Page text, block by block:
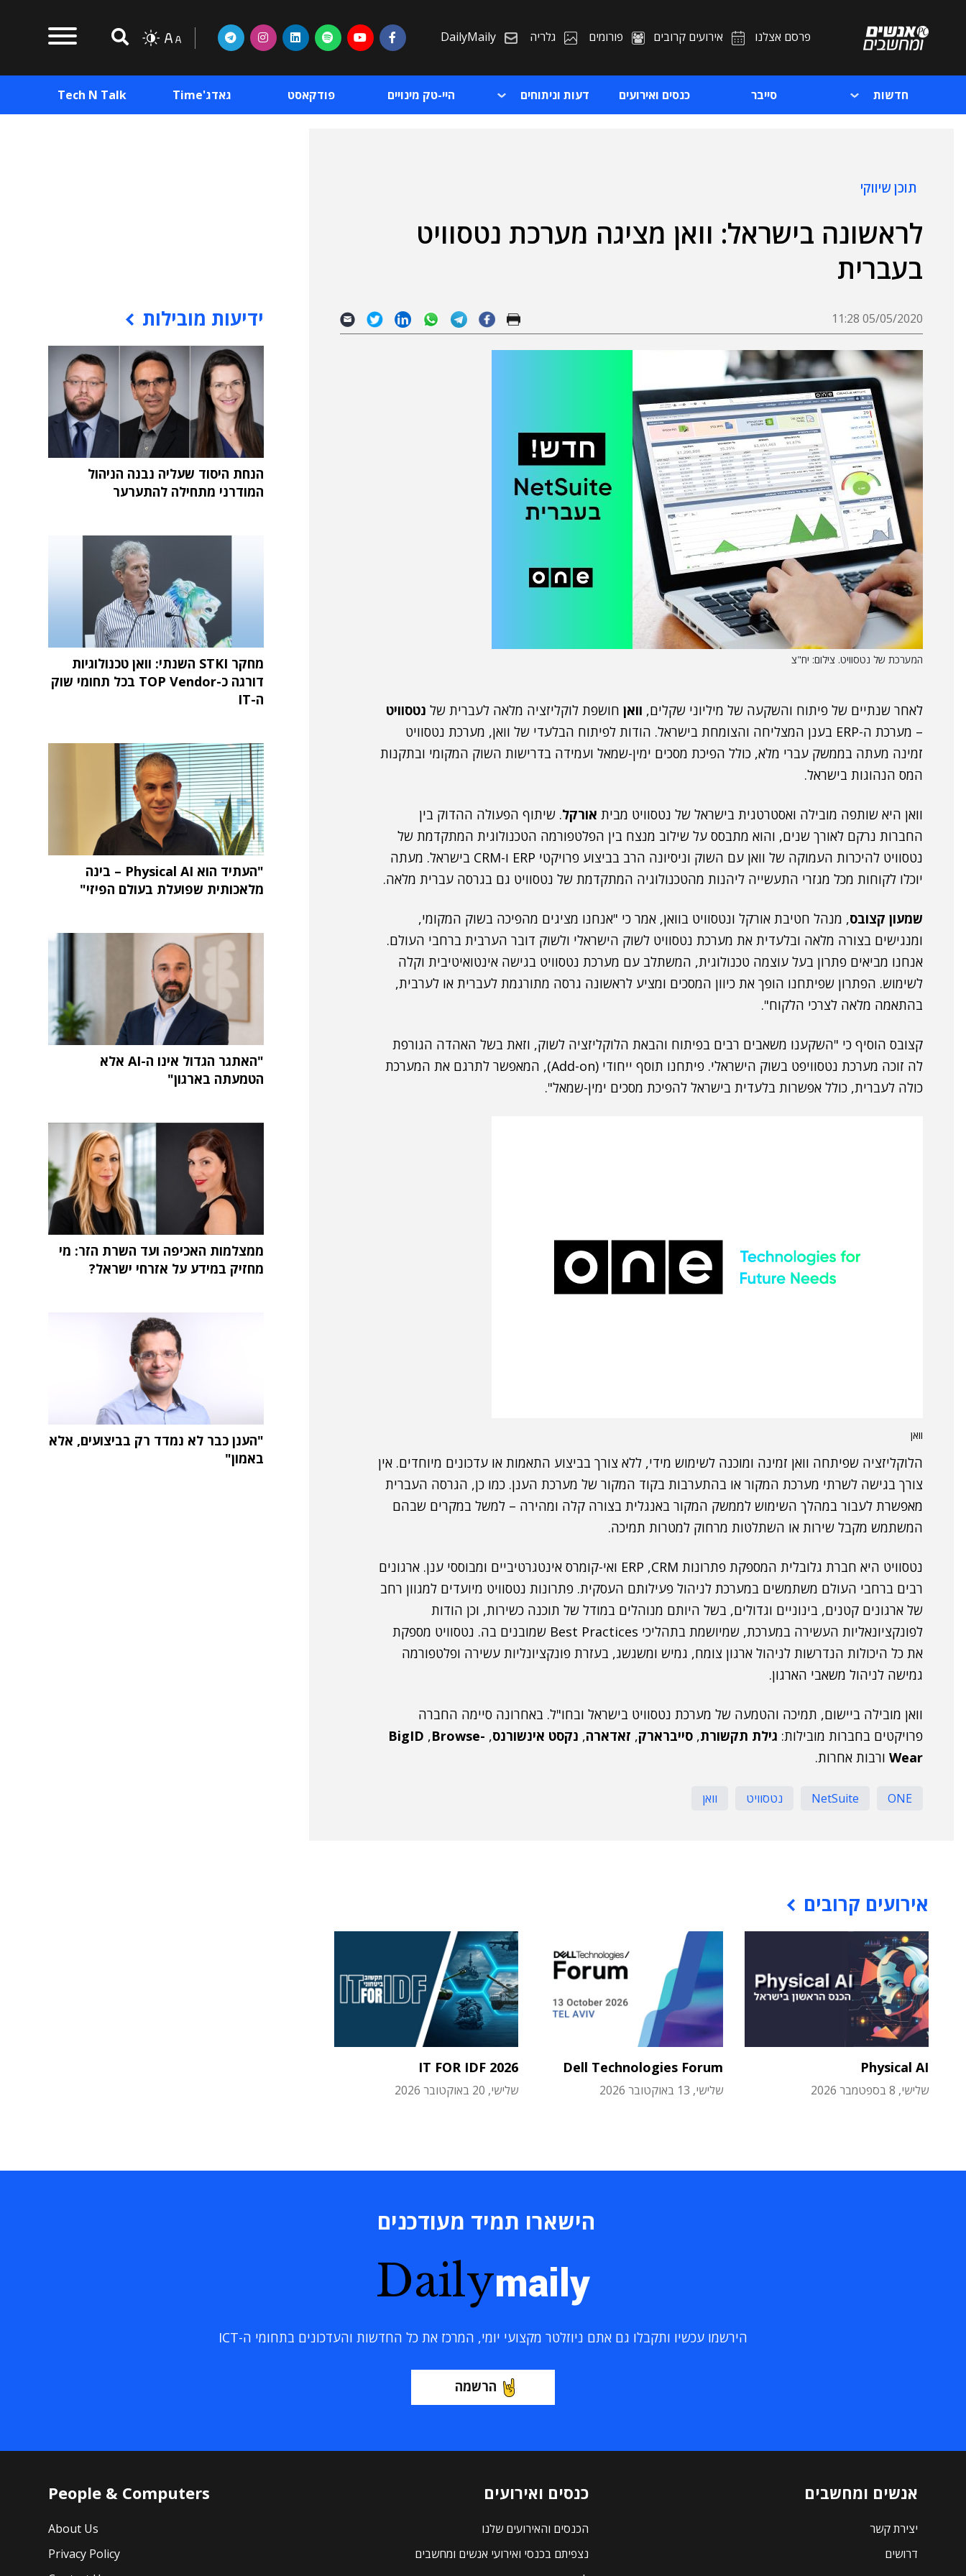
פרסם אצלנו אירועים קרובים פורומים גלריה DailyMaily
חדשות סייבר כנסים ואירועים דעות וניתוחים היי-טק מינויים פודקאסט גאדג'Time Tech N Talk
תוכן שיווקי
לראשונה בישראל: וואן מציגה מערכת נטסוויט
בעברית
05/05/2020 11:28
המערכת של נטסוויט. צילום: יח"צ
לאחר שנתיים של פיתוח והשקעה של מיליוני שקלים, וואן חושפת לוקליזציה מלאה לעברית של נטסוויט
– מערכת ה-ERP בענן המצליחה והצומחת בישראל. הודות לפיתוח הבלעדי של וואן, מערכת נטסוויט
זמינה מעתה בממשק עברי מלא, כולל הפיכת מסכים ימין-שמאל ועמידה בדרישות השוק המקומי ובתקנות
המס הנהוגות בישראל.
וואן היא שותפה מובילה ואסטרטגית בישראל של נטסוויט מבית אורקל. שיתוף הפעולה ההדוק בין
החברות נרקם לאורך שנים, והוא מתבסס על שילוב מנצח בין הפלטפורמה הטכנולוגית המתקדמת של
נטסוויט להיכרות העמוקה של וואן עם השוק וניסיונה הרב בביצוע פרויקטי ERP ו-CRM בישראל. מעתה
יוכלו לקוחות מכל מגזרי התעשייה ליהנות מהטכנולוגיה המתקדמת של נטסוויט גם בגרסה עברית מלאה.
שמעון קצובס, מנהל חטיבת אורקל ונטסוויט בוואן, אמר כי "אנחנו מציגים מהפיכה בשוק המקומי,
ומנגישים בצורה מלאה ובלעדית את מערכת נטסוויט לשוק הישראלי ולשוק דובר הערבית ברחבי העולם.
אנחנו מביאים פתרון בעל עוצמה טכנולוגית, המשתלב עם מערכת נטסוויט בגישה אינטואיטיבית וקלה
לשימוש. הפתרון שפיתחנו הופך את כיוון המסכים ומציע לראשונה גרסה מתורגמת לעברית או לערבית,
בהתאמה מלאה לצרכי הלקוח".
קצובס הוסיף כי "השקענו משאבים רבים בפיתוח והבאת הלוקליזציה לשוק, וזאת בשל האהדה הגורפת
לה זוכה מערכת נטסוויפט בשוק הישראלי. פיתחנו תוסף ייחודי (Add-on), המאפשר לתרגם את המערכת
כולה לעברית, כולל אפשרות בלעדית בישראל להפיכת מסכים ימין-שמאל".
וואן
הלוקליזציה שפיתחה וואן זמינה ומוכנה לשימוש מידי, ללא צורך בביצוע התאמות או עדכונים מיוחדים. אין
צורך בגישה לשרתי מערכת המקור או בהתערבות בקוד המקור של מערכת הענן. כמו כן, הגרסה העברית
מאפשרת לעבור במהלך השימוש לממשק המקור באנגלית בצורה קלה ומהירה – למשל במקרים שבהם
המשתמש מקבל שירות או השתלטות מרחוק למטרות תמיכה.
נטסוויט היא חברת גלובלית המספקת פתרונות ERP ,CRM ואי-קומרס אינטגרטיביים ומבוססי ענן. ארגונים
רבים ברחבי העולם משתמשים במערכת לניהול פעילותם העסקית. פתרונות נטסוויט מיועדים למגוון רחב
של ארגונים קטנים, בינוניים וגדולים, בשל היותם מנוהלים במודל של תוכנה כשירות, וכן הודות
לפונקציונאליות העשירה במערכת, שמיושמת בתהליכי Best Practices שמובנים בה. נטסוויט מספקת
את כל היכולות הנדרשות לניהול ארגון צומח, גמיש ומשגשג, בעזרת פונקציונליות עשירה ופלטפורמה
גמישה לניהול משאבי הארגון.
וואן מובילה ביישום, תמיכה והטמעה של מערכת נטסוויט בישראל ובחו"ל. באחרונה סיימה החברה
פרויקטים בחברות מובילות: גילת תקשורת, סייברארק, זאדארה, נקסט אינשורנס,
BigID ,Browse-
Wear ורבות אחרות.
ONE
NetSuite נטסוויט וואן
אירועים קרובים
Physical AI
שלישי, 8 בספטמבר 2026
Dell Technologies Forum
שלישי, 13 באוקטובר 2026
IT FOR IDF 2026
שלישי, 20 באוקטובר 2026
ידיעות מובילות
הנחת היסוד שעליה נבנה הניהול
המודרני מתחילה להתערער
מחקר STKI השנתי: וואן טכנולוגיות
דורגה כ-TOP Vendor בכל תחומי שוק
ה-IT
"העתיד הוא Physical AI – בינה
מלאכותית שפועלת בעולם הפיזי"
"האתגר הגדול אינו ה-AI אלא
הטמעתה בארגון"
ממצלמות האכיפה ועד השרת הזר: מי
מחזיק במידע על אזרחי ישראל?
"הענן כבר לא נמדד רק בביצועים, אלא
באמון"
הישארו תמיד מעודכנים
Dailymaily
הירשמו עכשיו ותקבלו גם אתם ניוזלטר מקצועי יומי, המרכז את כל החדשות והעדכונים בתחומי ה-ICT
הרשמה
אנשים ומחשבים
יצירת קשר
דרושים
כנסים ואירועים
הכנסים והאירועים שלנו
נצפיתם בכנסי ואירועי אנשים ומחשבים
People & Computers
About Us
Privacy Policy